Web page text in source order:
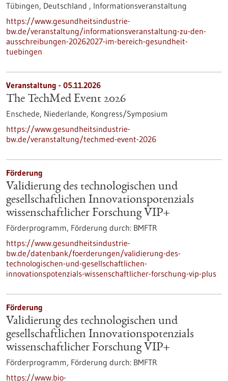
Tübingen, Deutschland , Informationsveranstaltung
https://www.gesundheitsindustrie-
bw.de/veranstaltung/informationsveranstaltung-zu-den-
ausschreibungen-20262027-im-bereich-gesundheit-
tuebingen
Veranstaltung - 05.11.2026
The TechMed Event 2026
Enschede, Niederlande, Kongress/Symposium
https://www.gesundheitsindustrie-
bw.de/veranstaltung/techmed-event-2026
Förderung
Validierung des technologischen und
gesellschaftlichen Innovationspotenzials
wissenschaftlicher Forschung VIP+
Förderprogramm, Förderung durch: BMFTR
https://www.gesundheitsindustrie-
bw.de/datenbank/foerderungen/validierung-des-
technologischen-und-gesellschaftlichen-
innovationspotenzials-wissenschaftlicher-forschung-vip-plus
Förderung
Validierung des technologischen und
gesellschaftlichen Innovationspotenzials
wissenschaftlicher Forschung VIP+
Förderprogramm, Förderung durch: BMFTR
https://www.bio-